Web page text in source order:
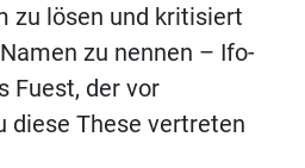
zu lösen und kritisiert
zu nennen – Ifo-
Fuest, der vor
diese These vertreten